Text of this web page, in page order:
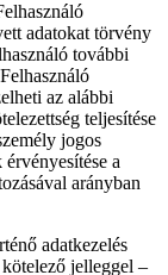
adatokat törvény
további
az alábbi
teljesítése
jogos
a
arányban
adatkezelés
jelleggel –